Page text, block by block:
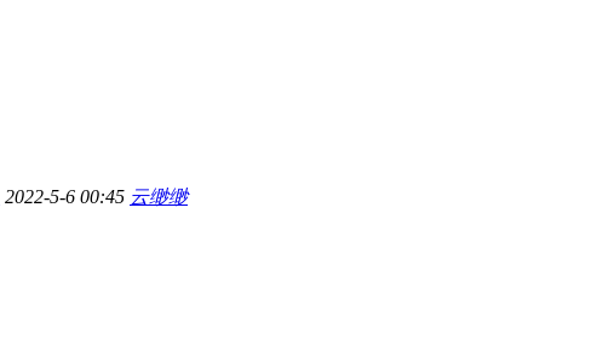
2022-5-6 00:45 云缈缈